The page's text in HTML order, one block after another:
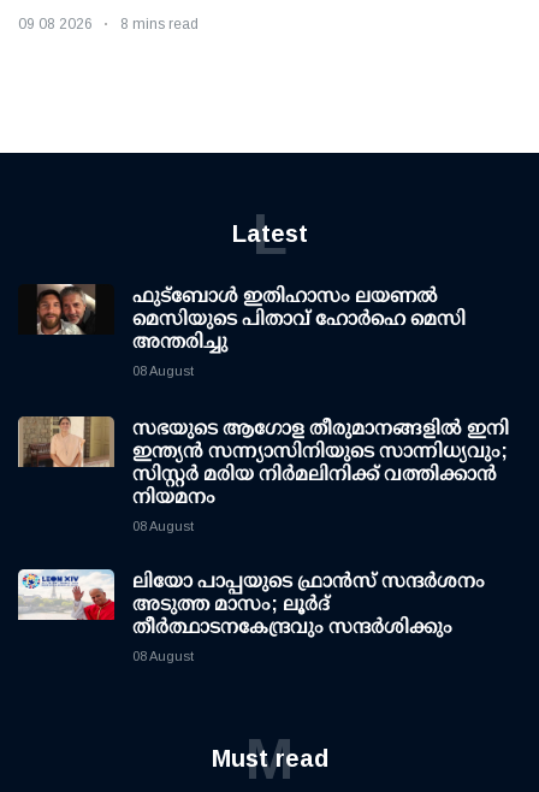
09 08 2026 8 mins read
Latest
L
ഫുട്ബോൾ ഇതിഹാസം ലയണൽ
മെസിയുടെ പിതാവ് ഹോർഹെ മെസി
അന്തരിച്ചു
08 August
സഭയുടെ ആഗോള തീരുമാനങ്ങളിൽ ഇനി
ഇന്ത്യൻ സന്ന്യാസിനിയുടെ സാന്നിധ്യവും;
സിസ്റ്റർ മരിയ നിർമലിനിക്ക് വത്തിക്കാൻ
നിയമനം
08 August
ലിയോ പാപ്പയുടെ ഫ്രാൻസ് സന്ദർശനം
അടുത്ത മാസം; ലൂർദ്
തീർത്ഥാടനകേന്ദ്രവും സന്ദർശിക്കും
08 August
Must read
M